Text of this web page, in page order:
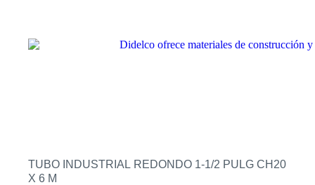
TUBO INDUSTRIAL REDONDO 1-1/2 PULG CH20
X 6 M